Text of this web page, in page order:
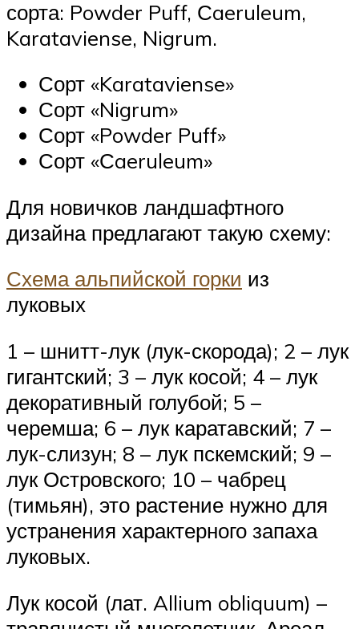
сорта: Powder Puff, Сaeruleum,
Karataviense, Nigrum.
Сорт «Karataviense»
Сорт «Nigrum»
Сорт «Powder Puff»
Сорт «Сaeruleum»
Для новичков ландшафтного
дизайна предлагают такую схему:
Схема альпийской горки из
луковых
1 – шнитт-лук (лук-скорода); 2 – лук
гигантский; 3 – лук косой; 4 – лук
декоративный голубой; 5 –
черемша; 6 – лук каратавский; 7 –
лук-слизун; 8 – лук пскемский; 9 –
лук Островского; 10 – чабрец
(тимьян), это растение нужно для
устранения характерного запаха
луковых.
Лук косой (лат. Allium obliquum) –